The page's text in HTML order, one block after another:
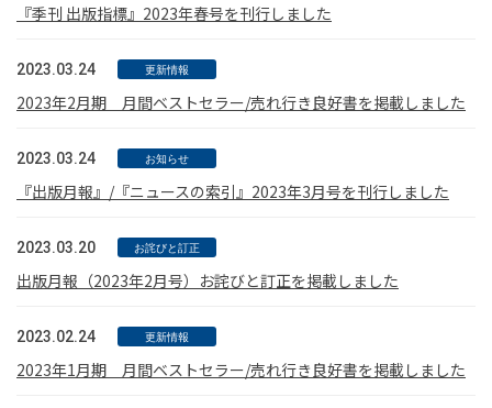
『季刊 出版指標』2023年春号を刊行しました
2023.03.24 更新情報
2023年2月期 月間ベストセラー/売れ行き良好書を掲載しました
2023.03.24 お知らせ
『出版月報』/『ニュースの索引』2023年3月号を刊行しました
2023.03.20 お詫びと訂正
出版月報（2023年2月号）お詫びと訂正を掲載しました
2023.02.24 更新情報
2023年1月期 月間ベストセラー/売れ行き良好書を掲載しました